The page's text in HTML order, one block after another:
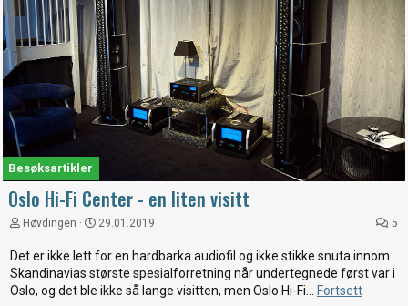
Besøksartikler
Oslo Hi-Fi Center - en liten visitt
Høvdingen 29.01.2019 5
Det er ikke lett for en hardbarka audiofil og ikke stikke snuta innom
Skandinavias største spesialforretning når undertegnede først var i
Oslo, og det ble ikke så lange visitten, men Oslo Hi-Fi... Fortsett